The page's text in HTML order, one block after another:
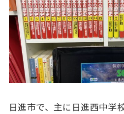
日進市で、主に日進西中学